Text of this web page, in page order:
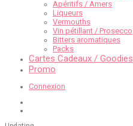
Apéritifs / Amers
Liqueurs
Vermouths
Vin pétillant / Prosecco
Bitters aromatiques
Packs
Cartes Cadeaux / Goodies
Promo
Connexion